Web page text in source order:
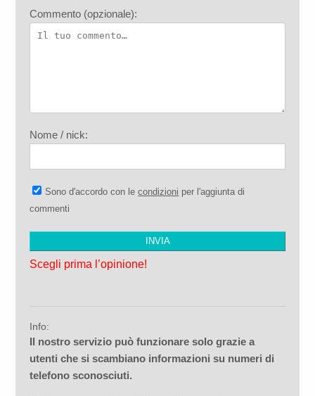
Commento (opzionale):
Nome / nick:
Sono d'accordo con lecondizioni per l'aggiunta di
commenti
Scegli prima l’opinione!
Info:
Il nostro servizio può funzionare solo grazie a
utenti che si scambiano informazioni su numeri di
telefono sconosciuti.